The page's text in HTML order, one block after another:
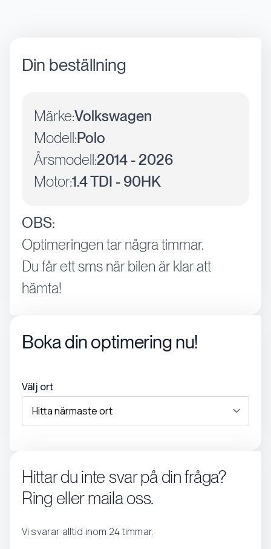
Din beställning
Märke:Volkswagen
Modell:Polo
Årsmodell:2014 - 2026
Motor:1.4 TDI - 90HK
OBS:
Optimeringen tar några timmar.
Du får ett sms när bilen är klar att
hämta!
Boka din optimering nu!
Välj ort
Hittar du inte svar på din fråga?
Ring eller maila oss.
Vi svarar alltid inom 24 timmar.